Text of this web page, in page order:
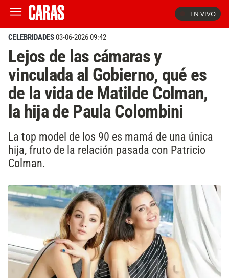
EN VIVO
CELEBRIDADES03-06-2026 09:42
Lejos de las cámaras y
vinculada al Gobierno, qué es
de la vida de Matilde Colman,
la hija de Paula Colombini
La top model de los 90 es mamá de una única
hija, fruto de la relación pasada con Patricio
Colman.